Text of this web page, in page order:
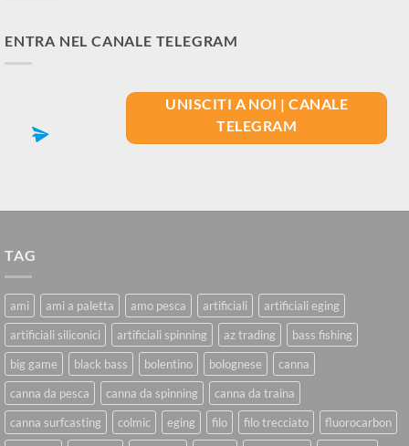
ENTRA NEL CANALE TELEGRAM
UNISCITI A NOI | CANALE
TELEGRAM
TAG
ami ami a paletta amo pesca artificiali
artificiali eging
artificiali siliconici
artificiali spinning az trading
bass fishing
big game
black bass bolentino bolognese
canna
canna da pesca
canna da spinning
canna da traina
canna surfcasting
colmic eging filo filo trecciato
fluorocarbon